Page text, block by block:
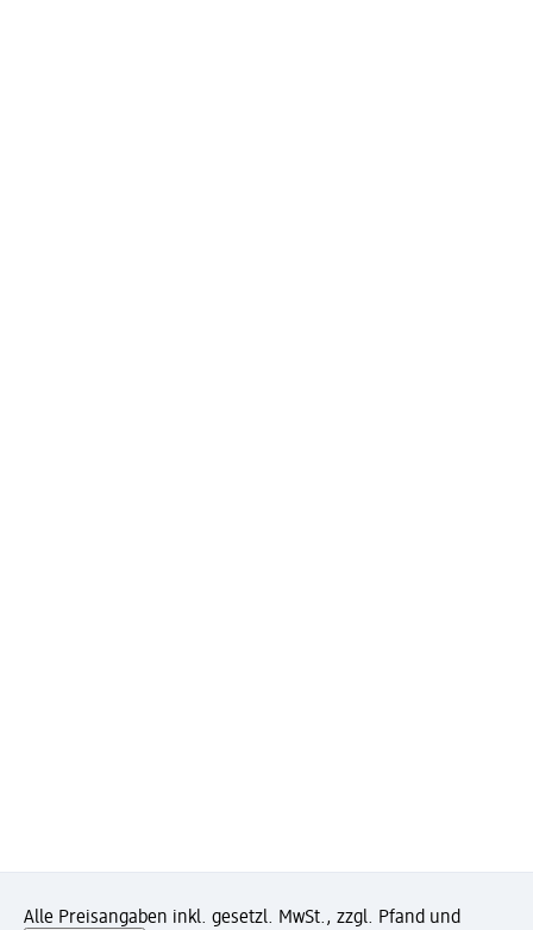
Alle Preisangaben inkl. gesetzl. MwSt., zzgl. Pfand und